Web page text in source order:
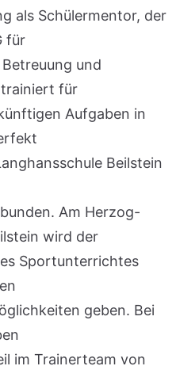
als Schülermentor, der
für
und
trainiert für
Aufgaben in
Beilstein
Am Herzog-
wird der
Sportunterrichtes
geben. Bei
im Trainerteam von